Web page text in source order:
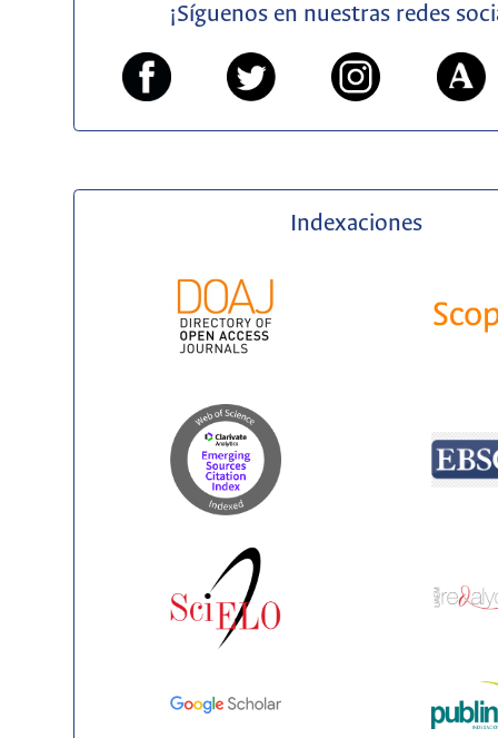
¡Síguenos en nuestras redes
Indexaciones